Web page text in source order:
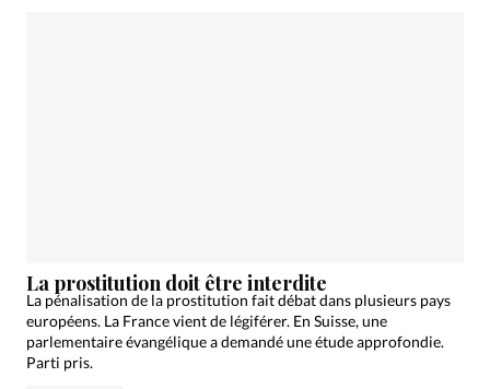
La prostitution doit être interdite
La pénalisation de la prostitution fait débat dans plusieurs pays
européens. La France vient de légiférer. En Suisse, une
parlementaire évangélique a demandé une étude approfondie.
Parti pris.